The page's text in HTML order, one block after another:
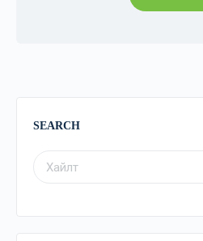
SEARCH